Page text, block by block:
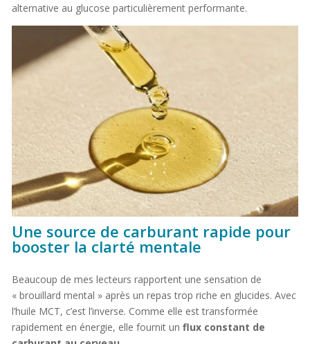
alternative au glucose particulièrement performante.
Une source de carburant rapide pour
booster la clarté mentale
Beaucoup de mes lecteurs rapportent une sensation de
« brouillard mental » après un repas trop riche en glucides. Avec
l’huile MCT, c’est l’inverse. Comme elle est transformée
rapidement en énergie, elle fournit un flux constant de